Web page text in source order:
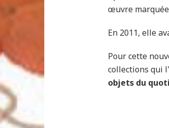
œuvre
En 2011, elle
Pour cette
collections qui
objets du